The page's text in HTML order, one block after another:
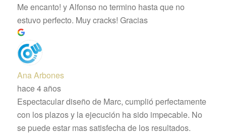
Me encanto! y Alfonso no termino hasta que no
estuvo perfecto. Muy cracks! Gracias
Ana Arbones
hace 4 años
Espectacular diseño de Marc, cumplió perfectamente
con los plazos y la ejecución ha sido impecable. No
se puede estar mas satisfecha de los resultados.